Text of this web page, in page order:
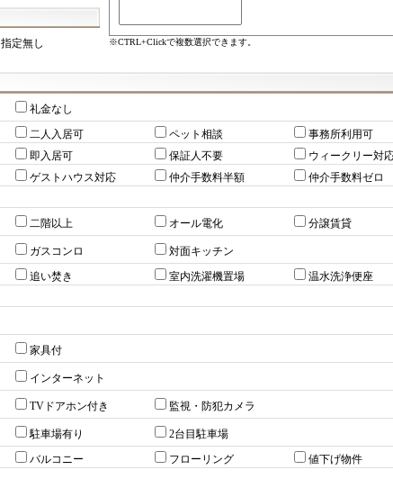
指定無し ※CTRL+Clickで複数選択できます。
礼金なし
二人入居可 ペット相談
事務所利用可
即入居可 保証人不要
ウィークリー対
ゲストハウス対応 仲介手数料半額
仲介手数料ゼロ
二階以上 オール電化 分譲賃貸
ガスコンロ 対面キッチン
追い焚き 室内洗濯機置場
温水洗浄便座
家具付
インターネット
TVドアホン付き 監視・防犯カメラ
駐車場有り 2台目駐車場
バルコニー フローリング
値下げ物件